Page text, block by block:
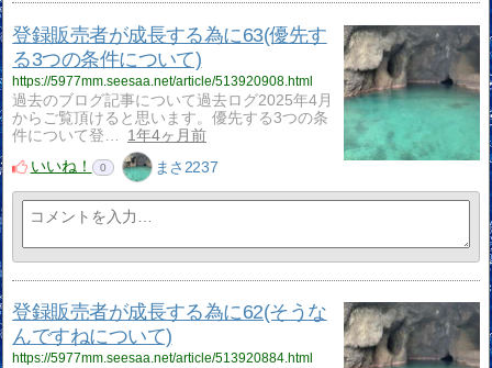
登録販売者が成長する為に63(優先す
る3つの条件について)
https://5977mm.seesaa.net/article/513920908.html
過去のブログ記事について過去ログ2025年4月
からご覧頂けると思います。優先する3つの条
件について登…
1年4ヶ月前
いいね！
0 まさ2237
登録販売者が成長する為に62(そうな
んですねについて)
https://5977mm.seesaa.net/article/513920884.html